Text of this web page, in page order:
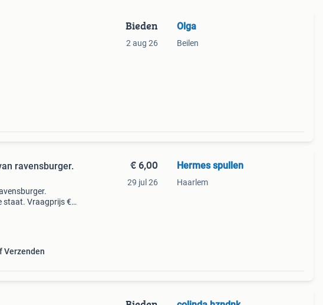
Bieden
2 aug 26
Olga
Beilen
ravensburger.
staat. Vraagprijs €
Verzenden
€ 6,00
29 jul 26
Hermes spullen
Haarlem